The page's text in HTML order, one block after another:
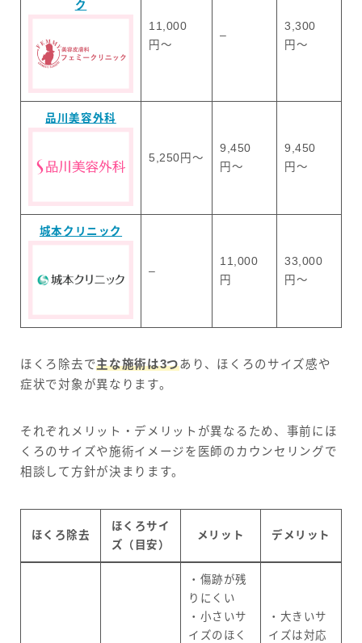
ク
11,000
円〜
–
3,300
円〜
品川美容外科
5,250円〜
9,450
円〜
9,450
円〜
城本クリニック
–
11,000
円
33,000
円〜
ほくろ除去で主な施術は3つあり、ほくろのサイズ感や
症状で対象が異なります。
それぞれメリット・デメリットが異なるため、事前にほ
くろのサイズや施術イメージを医師のカウンセリングで
相談して方針が決まります。
ほくろ除去
ほくろサイ
ズ（目安）
メリット デメリット
・傷跡が残
りにくい
・小さいサ
イズのほく
・大きいサ
イズは対応